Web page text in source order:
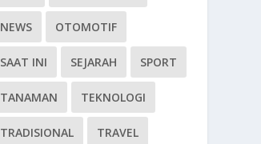
NEWS OTOMOTIF
SAAT INI SEJARAH SPORT
TANAMAN TEKNOLOGI
TRADISIONAL TRAVEL